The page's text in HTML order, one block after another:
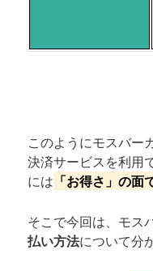
このようにモスバー
決済サービスを利用
には 「お得さ」の面
そこで今回は、モス
払い方法について分